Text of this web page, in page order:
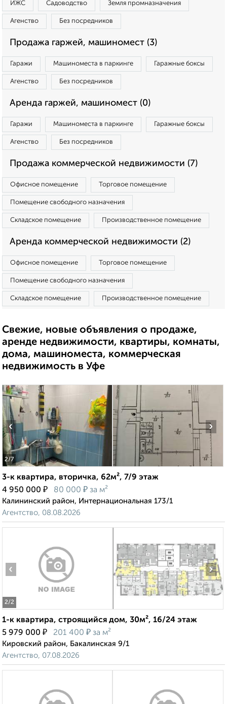
ИЖС Садоводство Земля промназначения
Агенство Без посредников
Продажа гаржей, машиномест (3)
Гаражи Машиноместа в паркинге Гаражные боксы
Агенство Без посредников
Аренда гаржей, машиномест (0)
Гаражи Машиноместа в паркинге Гаражные боксы
Агенство Без посредников
Продажа коммерческой недвижимости (7)
Офисное помещение Торговое помещение
Помещение свободного назначения
Складское помещение Производственное помещение
Аренда коммерческой недвижимости (2)
Офисное помещение Торговое помещение
Помещение свободного назначения
Складское помещение Производственное помещение
Свежие, новые объявления о продаже,
аренде недвижимости, квартиры, комнаты,
дома, машиноместа, коммерческая
недвижимость в Уфе
2/7
‹ ›
3-к квартира, вторичка, 62м², 7/9 этаж
4 950 000 ₽ 80 000 ₽ за м²
Калининский район, Интернациональная 173/1
Агентство, 08.08.2026
2/2
‹ ›
1-к квартира, строящийся дом, 30м², 16/24 этаж
5 979 000 ₽ 201 400 ₽ за м²
Кировский район, Бакалинская 9/1
Агентство, 07.08.2026